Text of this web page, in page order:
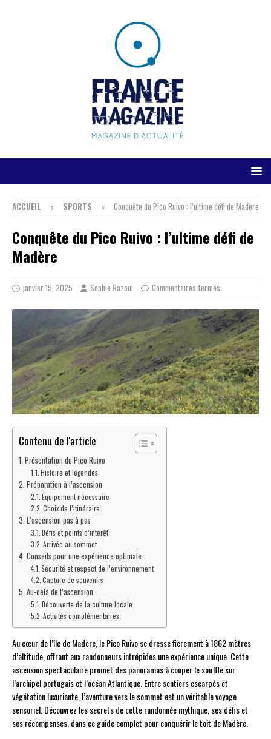
ACCUEIL SPORTS Conquête du Pico Ruivo : l’ultime défi de Madère
Conquête du Pico Ruivo : l’ultime défi de
Madère
janvier 15, 2025 Sophie Razoul Commentaires fermés
Contenu de l'article
Présentation du Pico Ruivo
Histoire et légendes
Préparation à l’ascension
Équipement nécessaire
Choix de l’itinéraire
L’ascension pas à pas
Défis et points d’intérêt
Arrivée au sommet
Conseils pour une expérience optimale
Sécurité et respect de l’environnement
Capture de souvenirs
Au-delà de l’ascension
Découverte de la culture locale
Activités complémentaires
Au cœur de l’île de Madère, le Pico Ruivo se dresse fièrement à 1862 mètres
d’altitude, offrant aux randonneurs intrépides une expérience unique. Cette
ascension spectaculaire promet des panoramas à couper le souffle sur
l’archipel portugais et l’océan Atlantique. Entre sentiers escarpés et
végétation luxuriante, l’aventure vers le sommet est un véritable voyage
sensoriel. Découvrez les secrets de cette randonnée mythique, ses défis et
ses récompenses, dans ce guide complet pour conquérir le toit de Madère.